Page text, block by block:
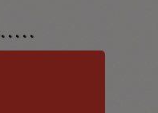
. . . .